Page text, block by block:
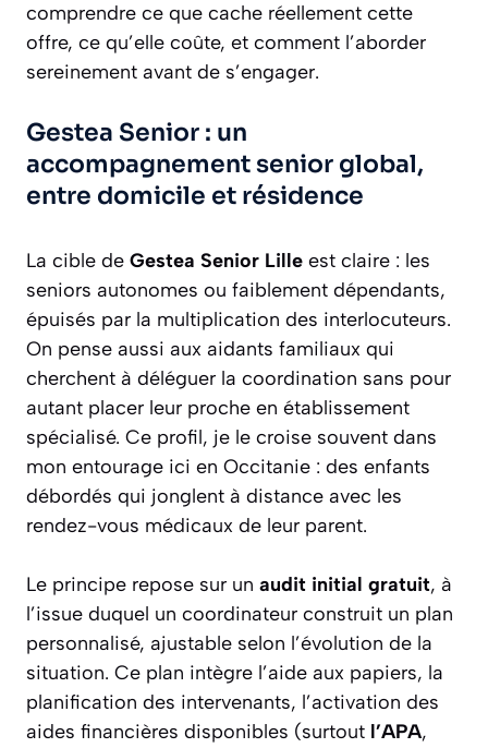
comprendre ce que cache réellement cette
offre, ce qu’elle coûte, et comment l’aborder
sereinement avant de s’engager.
Gestea Senior : un
accompagnement senior global,
entre domicile et résidence
La cible de Gestea Senior Lille est claire : les
seniors autonomes ou faiblement dépendants,
épuisés par la multiplication des interlocuteurs.
On pense aussi aux aidants familiaux qui
cherchent à déléguer la coordination sans pour
autant placer leur proche en établissement
spécialisé. Ce profil, je le croise souvent dans
mon entourage ici en Occitanie : des enfants
débordés qui jonglent à distance avec les
rendez-vous médicaux de leur parent.
Le principe repose sur un audit initial gratuit, à
l’issue duquel un coordinateur construit un plan
personnalisé, ajustable selon l’évolution de la
situation. Ce plan intègre l’aide aux papiers, la
planification des intervenants, l’activation des
aides financières disponibles (surtout l’APA,